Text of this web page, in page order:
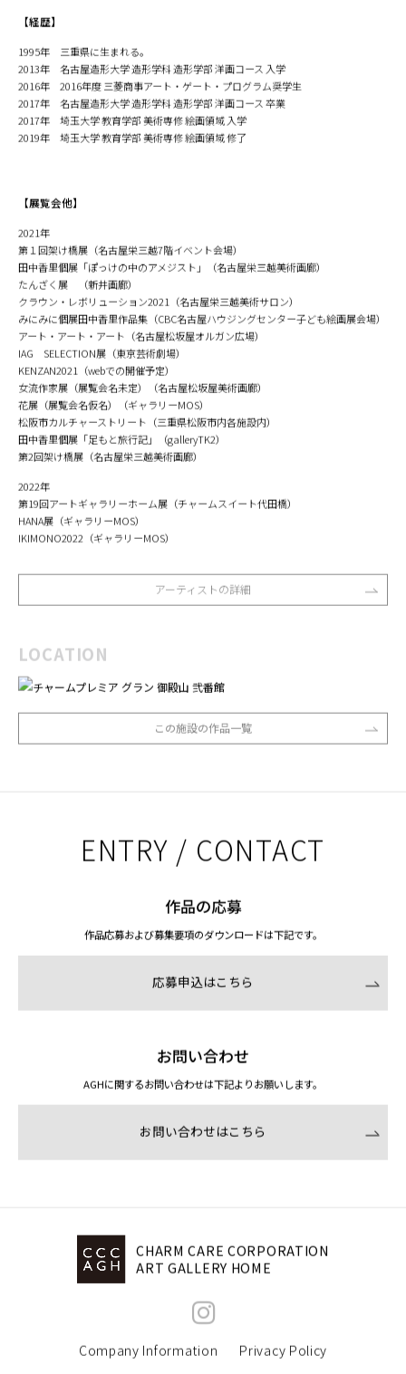
【経歴】
1995年 三重県に生まれる。
2013年 名古屋造形大学 造形学科 造形学部 洋画コース 入学
2016年 2016年度 三菱商事アート・ゲート・プログラム奨学生
2017年 名古屋造形大学 造形学科 造形学部 洋画コース 卒業
2017年 埼玉大学 教育学部 美術専修 絵画領域 入学
2019年 埼玉大学 教育学部 美術専修 絵画領域 修了
【展覧会他】
2021年
第１回架け橋展（名古屋栄三越7階イベント会場）
田中香里個展「ぽっけの中のアメジスト」（名古屋栄三越美術画廊）
たんざく展 （新井画廊）
クラウン・レボリューション2021（名古屋栄三越美術サロン）
みにみに個展田中香里作品集（CBC名古屋ハウジングセンター子ども絵画展会場）
アート・アート・アート（名古屋松坂屋オルガン広場）
IAG SELECTION展（東京芸術劇場）
KENZAN2021（webでの開催予定）
女流作家展（展覧会名未定）（名古屋松坂屋美術画廊）
花展（展覧会名仮名）（ギャラリーMOS）
松阪市カルチャーストリート（三重県松阪市内各施設内）
田中香里個展「足もと旅行記」（galleryTK2）
第2回架け橋展（名古屋栄三越美術画廊）
2022年
第19回アートギャラリーホーム展（チャームスイート代田橋）
HANA展（ギャラリーMOS）
IKIMONO2022（ギャラリーMOS）
アーティストの詳細
LOCATION
この施設の作品一覧
ENTRY / CONTACT
作品の応募
作品応募および募集要項のダウンロードは下記です。
応募申込はこちら
お問い合わせ
AGHに関するお問い合わせは下記よりお願いします。
お問い合わせはこちら
CHARM CARE CORPORATION
ART GALLERY HOME
Company Information Privacy Policy